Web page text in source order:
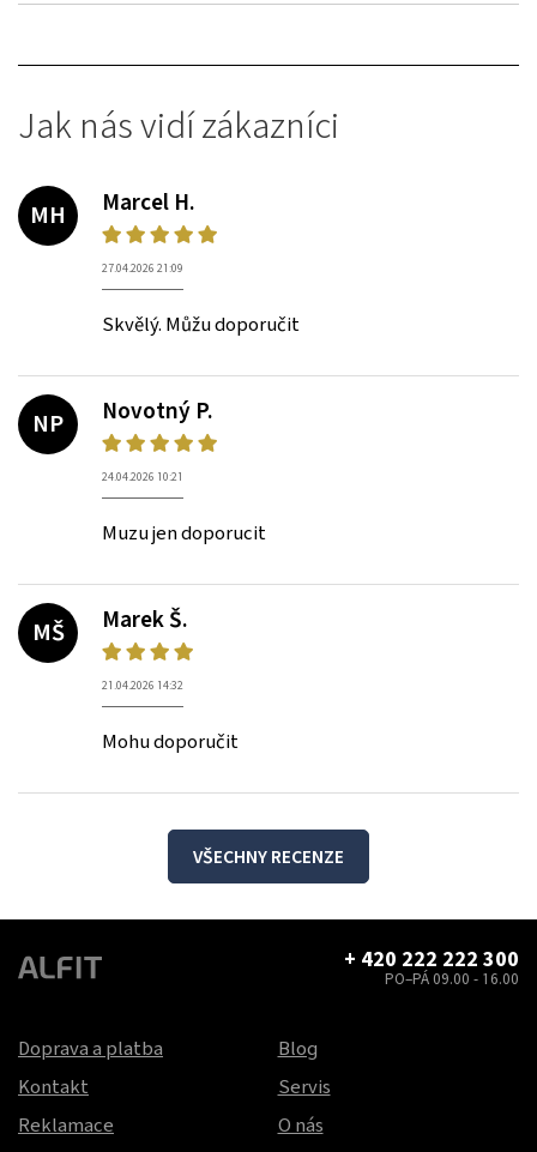
Jak nás vidí zákazníci
MH
Marcel H.
27.04.2026 21:09
Skvělý. Můžu doporučit
NP
Novotný P.
24.04.2026 10:21
Muzu jen doporucit
MŠ
Marek Š.
21.04.2026 14:32
Mohu doporučit
VŠECHNY RECENZE
+ 420 222 222 300
PO–PÁ 09.00 - 16.00
Doprava a platba
Kontakt
Reklamace
Blog
Servis
O nás